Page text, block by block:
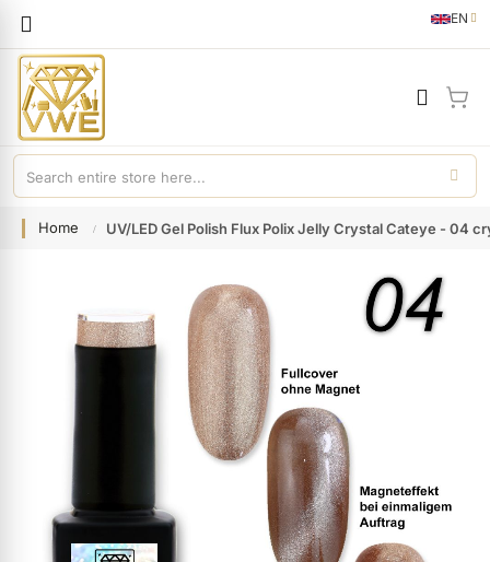
Language
EN
English
My
Christmas Time anzeigen
Home UV/LED Gel Polish Flux Polix Jelly Crystal Cateye - 04
images